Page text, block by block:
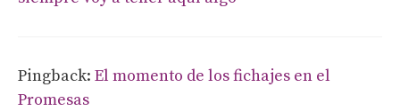
Pingback: El momento de los fichajes en el
Promesas